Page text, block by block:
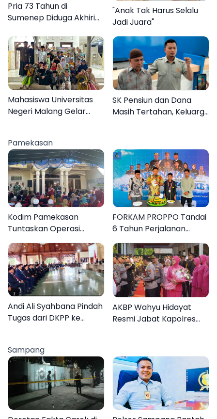
Pria 73 Tahun di
Sumenep Diduga Akhiri
"Anak Tak Harus Selalu
Jadi Juara"
Mahasiswa Universitas
Negeri Malang Gelar
SK Pensiun dan Dana
Masih Tertahan, Keluarga
Pamekasan
Kodim Pamekasan
Tuntaskan Operasi
Katarak Gratis, 160
Warga Kembali Melihat
Lebih Jelas
FORKAM PROPPO Tandai
6 Tahun Perjalanan
dengan Peluncuran Mars,
Hymne, dan Buku
Organisasi
Andi Ali Syahbana Pindah
Tugas dari DKPP ke
AKBP Wahyu Hidayat
Resmi Jabat Kapolres
Sampang